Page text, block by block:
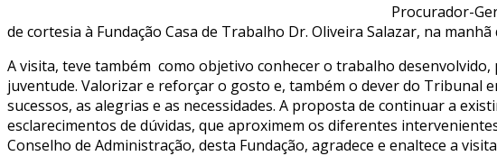
Procurador-
de cortesia à Fundação Casa de Trabalho Dr. Oliveira Salazar, na
A visita, teve também como objetivo conhecer o trabalho
juventude. Valorizar e reforçar o gosto e, também o dever do Tribunal
sucessos, as alegrias e as necessidades. A proposta de continuar a
esclarecimentos de dúvidas, que aproximem os diferentes
Conselho de Administração, desta Fundação, agradece e enaltece a